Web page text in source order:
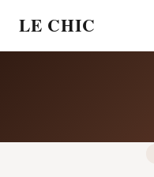
LE CHIC